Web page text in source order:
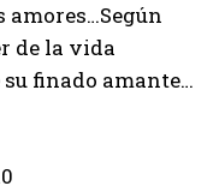
amores…Según
de la vida
finado amante…